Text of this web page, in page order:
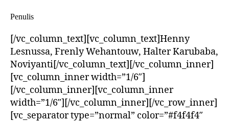
Penulis
[/vc_column_text][vc_column_text]Henny
Lesnussa, Frenly Wehantouw, Halter Karubaba,
Noviyanti[/vc_column_text][/vc_column_inner]
[vc_column_inner width=”1/6″]
[/vc_column_inner][vc_column_inner
width=”1/6″][/vc_column_inner][/vc_row_inner]
[vc_separator type=”normal” color=”#f4f4f4″